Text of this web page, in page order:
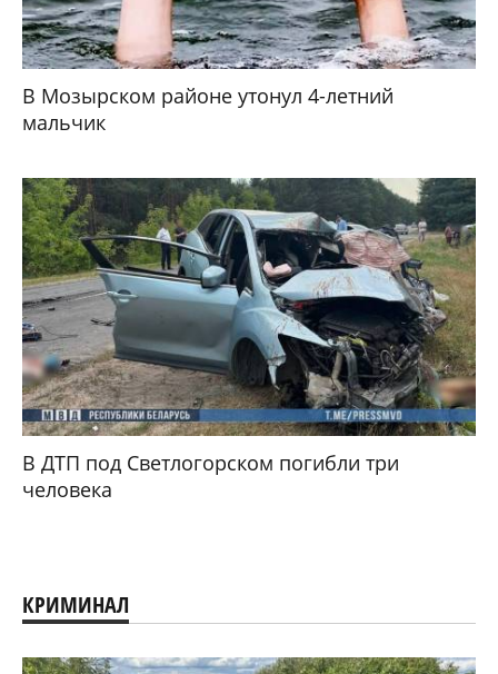
В Мозырском районе утонул 4-летний
мальчик
В ДТП под Светлогорском погибли три
человека
КРИМИНАЛ